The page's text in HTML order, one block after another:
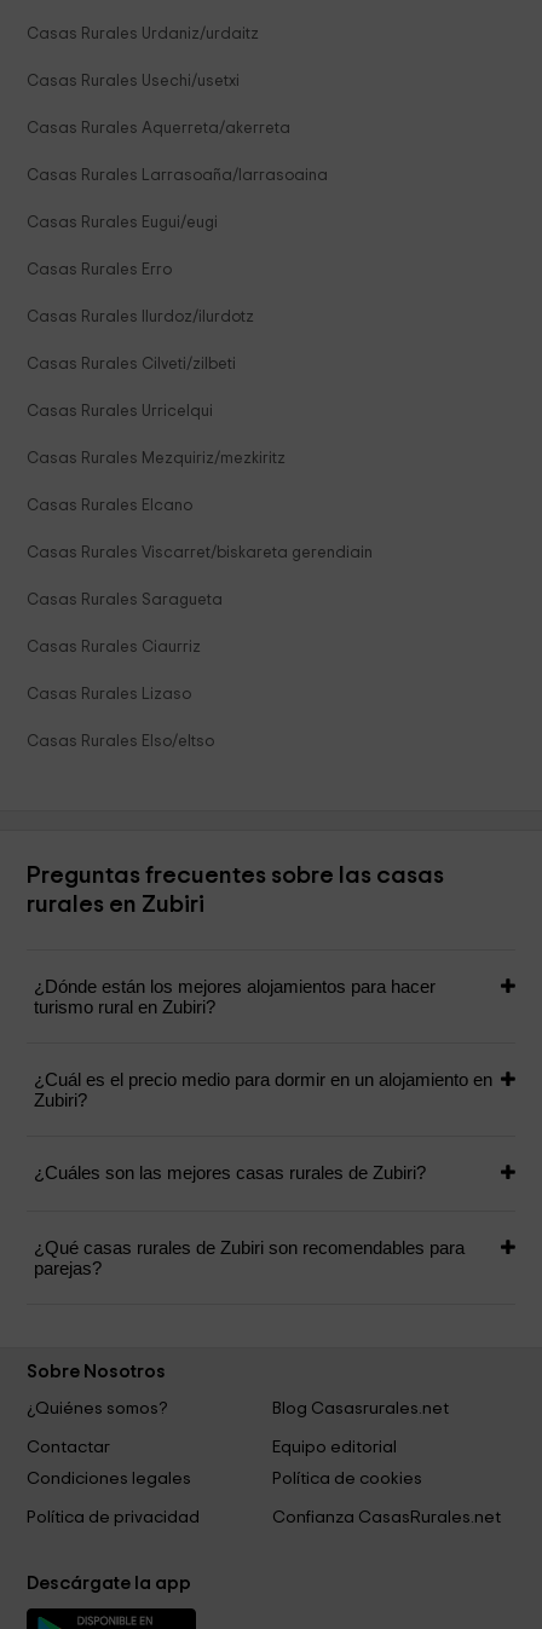
Casas Rurales Urdaniz/urdaitz
Casas Rurales Usechi/usetxi
Casas Rurales Aquerreta/akerreta
Casas Rurales Larrasoaña/larrasoaina
Casas Rurales Eugui/eugi
Casas Rurales Erro
Casas Rurales Ilurdoz/ilurdotz
Casas Rurales Cilveti/zilbeti
Casas Rurales Urricelqui
Casas Rurales Mezquiriz/mezkiritz
Casas Rurales Elcano
Casas Rurales Viscarret/biskareta gerendiain
Casas Rurales Saragueta
Casas Rurales Ciaurriz
Casas Rurales Lizaso
Casas Rurales Elso/eltso
Preguntas frecuentes sobre las casas
rurales en Zubiri
¿Dónde están los mejores alojamientos para hacer
turismo rural en Zubiri?
¿Cuál es el precio medio para dormir en un alojamiento en
Zubiri?
¿Cuáles son las mejores casas rurales de Zubiri?
¿Qué casas rurales de Zubiri son recomendables para
parejas?
Sobre Nosotros
¿Quiénes somos?
Blog Casasrurales.net
Contactar
Equipo editorial
Condiciones legales
Política de cookies
Política de privacidad Confianza CasasRurales.net
Descárgate la app